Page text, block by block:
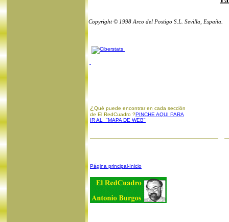
Copyright © 1998 Arco del Postigo S.L. Sevilla, España.
¿ Qué puede encontrar en cada sección
de El RedCuadro ?PINCHE AQUI PARA
IR AL "MAPA DE WEB"
Página principal-Inicio